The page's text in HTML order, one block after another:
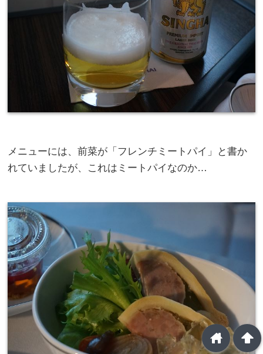
メニューには、前菜が「フレンチミートパイ」と書か
れていましたが、これはミートパイなのか…
arrowup
home